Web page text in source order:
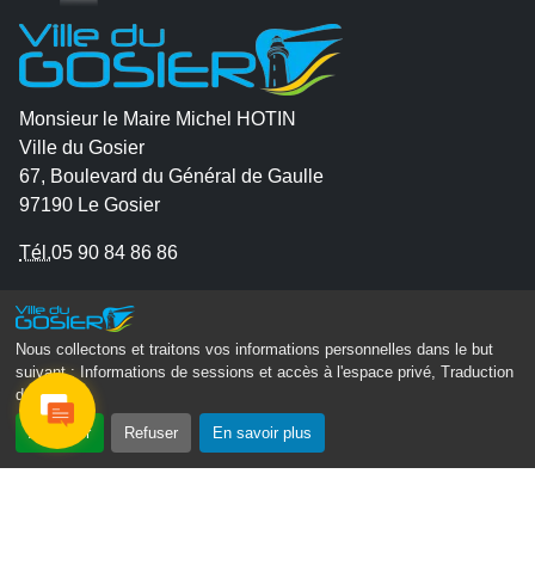
Nous collectons et traitons vos informations personnelles dans le but
suivant :
Informations de sessions et accès à l'espace privé, Traduction
des pages .
Accepter Refuser En savoir plus
Monsieur le Maire Michel HOTIN
Ville du Gosier
67, Boulevard du Général de Gaulle
97190 Le Gosier
Tél.05 90 84 86 86
Contacter la P.R.A.D.A
Contactez le délégué à la protection des données
personnelles - D.P.O
Suivez-nous